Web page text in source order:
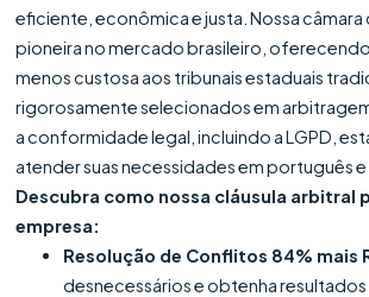
eficiente, econômica e justa. Nossa
pioneira no mercado brasileiro,
menos custosa aos tribunais estaduais
rigorosamente selecionados em
a conformidade legal, incluindo a LGPD,
atender suas necessidades em português e
Descubra como nossa cláusula arbitral
empresa:
Resolução de Conflitos 84% mais
desnecessários e obtenha resultados